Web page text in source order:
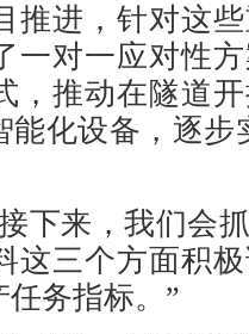
进，针对这些
一对一应对性
，推动在隧道
能化设备，逐步
来，我们会抓
这三个方面积
务指标。”